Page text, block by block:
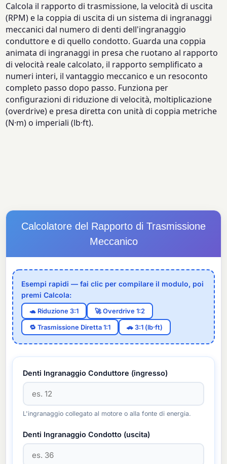
Calcola il rapporto di trasmissione, la velocità di uscita
(RPM) e la coppia di uscita di un sistema di ingranaggi
meccanici dal numero di denti dell'ingranaggio
conduttore e di quello condotto. Guarda una coppia
animata di ingranaggi in presa che ruotano al rapporto
di velocità reale calcolato, il rapporto semplificato a
numeri interi, il vantaggio meccanico e un resoconto
completo passo dopo passo. Funziona per
configurazioni di riduzione di velocità, moltiplicazione
(overdrive) e presa diretta con unità di coppia metriche
(N·m) o imperiali (lb·ft).
Calcolatore del Rapporto di Trasmissione
Meccanico
Esempi rapidi — fai clic per compilare il modulo, poi
premi Calcola:
🐢 Riduzione 3:1 🚀 Overdrive 1:2
🔁 Trasmissione Diretta 1:1 🚗 3:1 (lb·ft)
Denti Ingranaggio Conduttore (ingresso)
L'ingranaggio collegato al motore o alla fonte di energia.
Denti Ingranaggio Condotto (uscita)